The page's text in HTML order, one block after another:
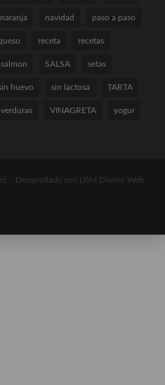
naranja navidad paso a paso
receta recetas
salmon SALSA setas
huevo sin lactosa TARTA
verduras VINAGRETA yogur
- Desarrollado por LBM Diseño Web